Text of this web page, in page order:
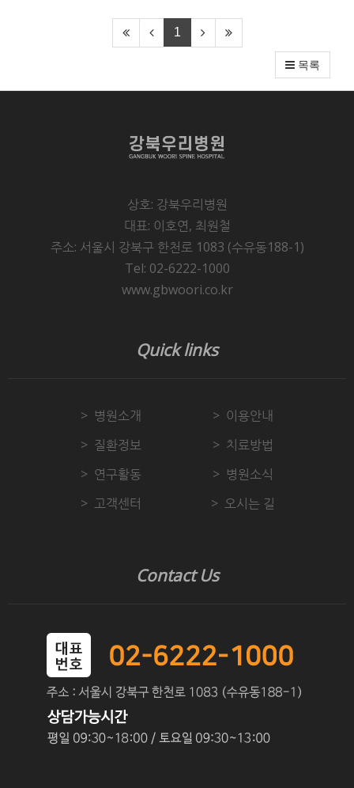
1
목록
상호: 강북우리병원
대표: 이호연, 최원철
주소: 서울시 강북구 한천로 1083 (수유동188-1)
Tel: 02-6222-1000
www.gbwoori.co.kr
Quick links
병원소개
이용안내
질환정보
치료방법
연구활동
병원소식
고객센터
오시는 길
Contact Us